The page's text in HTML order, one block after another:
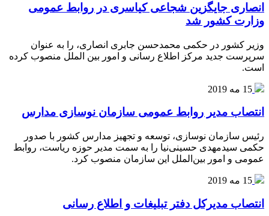
انصاری جایگزین شجاعی کیاسری در روابط عمومی
وزارت کشور شد
وزیر کشور در حکمی محمدحسن جابری انصاری، را به عنوان
سرپرست جدید مرکز اطلاع رسانی و امور بین الملل منصوب کرده
است.
15 مه 2019
انتصاب مدیر روابط عمومی سازمان نوسازی مدارس
رئیس سازمان نوسازی، توسعه و تجهیز مدارس کشور با صدور
حکمی سیدمهدی حسینی‌نیا را به سمت مدیر حوزه ریاست، روابط
عمومی و امور بین‌الملل این سازمان منصوب کرد.
15 مه 2019
انتصاب مدیرکل دفتر تبلیغات و اطلاع رسانی